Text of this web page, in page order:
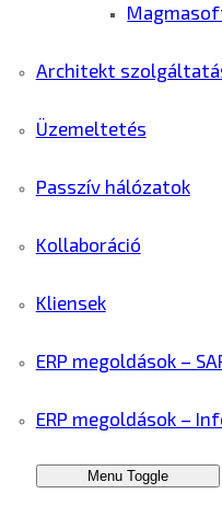
Architekt
Üzemeltetés
Passzív hálózatok
Kollaboráció
Kliensek
ERP megoldások –
ERP megoldások –
Menu Toggle